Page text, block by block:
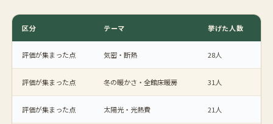
区分 テーマ 挙げた人数
評価が集まった点 気密・断熱 28人
評価が集まった点 冬の暖かさ・全館床暖房 31人
評価が集まった点 太陽光・光熱費 21人